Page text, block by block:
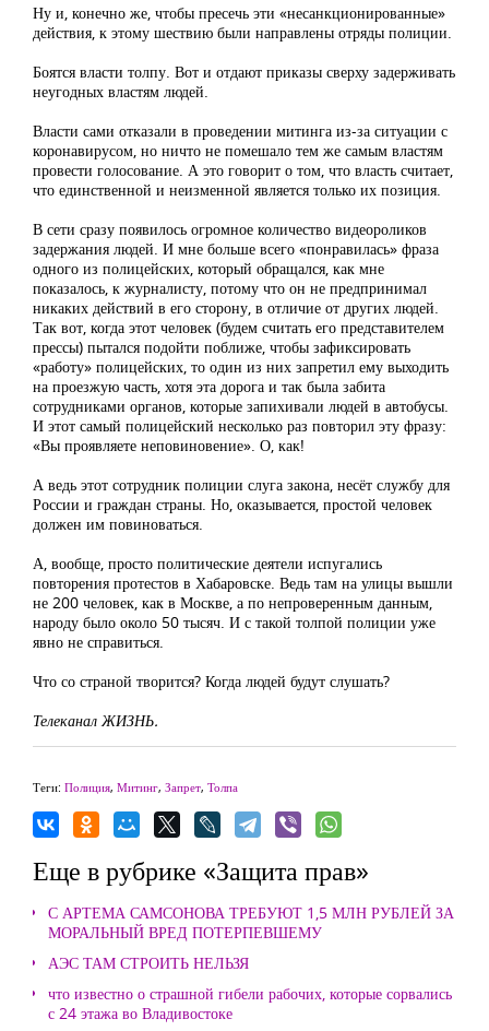
Ну и, конечно же, чтобы пресечь эти «несанкционированные»
действия, к этому шествию были направлены отряды полиции.
Боятся власти толпу. Вот и отдают приказы сверху задерживать
неугодных властям людей.
Власти сами отказали в проведении митинга из-за ситуации с
коронавирусом, но ничто не помешало тем же самым властям
провести голосование. А это говорит о том, что власть считает,
что единственной и неизменной является только их позиция.
В сети сразу появилось огромное количество видеороликов
задержания людей. И мне больше всего «понравилась» фраза
одного из полицейских, который обращался, как мне
показалось, к журналисту, потому что он не предпринимал
никаких действий в его сторону, в отличие от других людей.
Так вот, когда этот человек (будем считать его представителем
прессы) пытался подойти поближе, чтобы зафиксировать
«работу» полицейских, то один из них запретил ему выходить
на проезжую часть, хотя эта дорога и так была забита
сотрудниками органов, которые запихивали людей в автобусы.
И этот самый полицейский несколько раз повторил эту фразу:
«Вы проявляете неповиновение». О, как!
А ведь этот сотрудник полиции слуга закона, несёт службу для
России и граждан страны. Но, оказывается, простой человек
должен им повиноваться.
А, вообще, просто политические деятели испугались
повторения протестов в Хабаровске. Ведь там на улицы вышли
не 200 человек, как в Москве, а по непроверенным данным,
народу было около 50 тысяч. И с такой толпой полиции уже
явно не справиться.
Что со страной творится? Когда людей будут слушать?
Телеканал ЖИЗНЬ.
Теги: Полиция, Митинг, Запрет, Толпа
Еще в рубрике «Защита прав»
С АРТЕМА САМСОНОВА ТРЕБУЮТ 1,5 МЛН РУБЛЕЙ ЗА
МОРАЛЬНЫЙ ВРЕД ПОТЕРПЕВШЕМУ
АЭС ТАМ СТРОИТЬ НЕЛЬЗЯ
что известно о страшной гибели рабочих, которые сорвались
с 24 этажа во Владивостоке